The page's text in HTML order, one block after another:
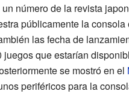
número de la revista
públicamente la
las fecha de
juegos que estarían
se mostró en el
periféricos para la